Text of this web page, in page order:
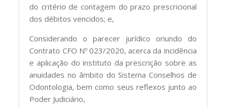
do critério de contagem do prazo prescricional
dos débitos vencidos; e,
Considerando o parecer jurídico oriundo do
Contrato CFO Nº 023/2020, acerca da incidência
e aplicação do instituto da prescrição sobre as
anuidades no âmbito do Sistema Conselhos de
Odontologia, bem como seus reflexos junto ao
Poder Judiciário,